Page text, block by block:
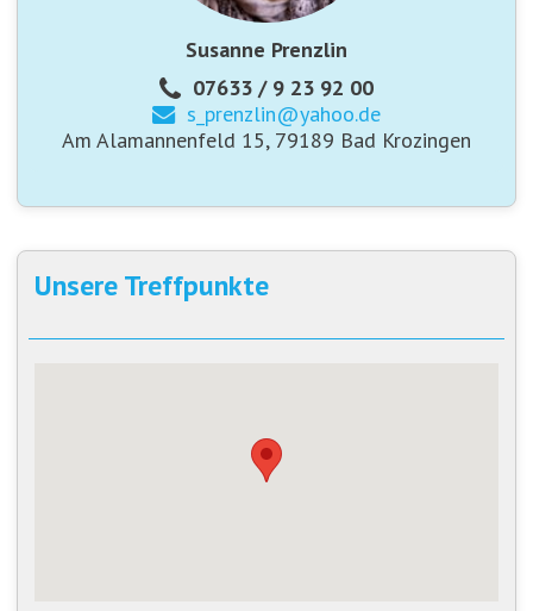
Susanne Prenzlin
07633 / 9 23 92 00
s_prenzlin@yahoo.de
Am Alamannenfeld 15, 79189 Bad Krozingen
Unsere Treffpunkte